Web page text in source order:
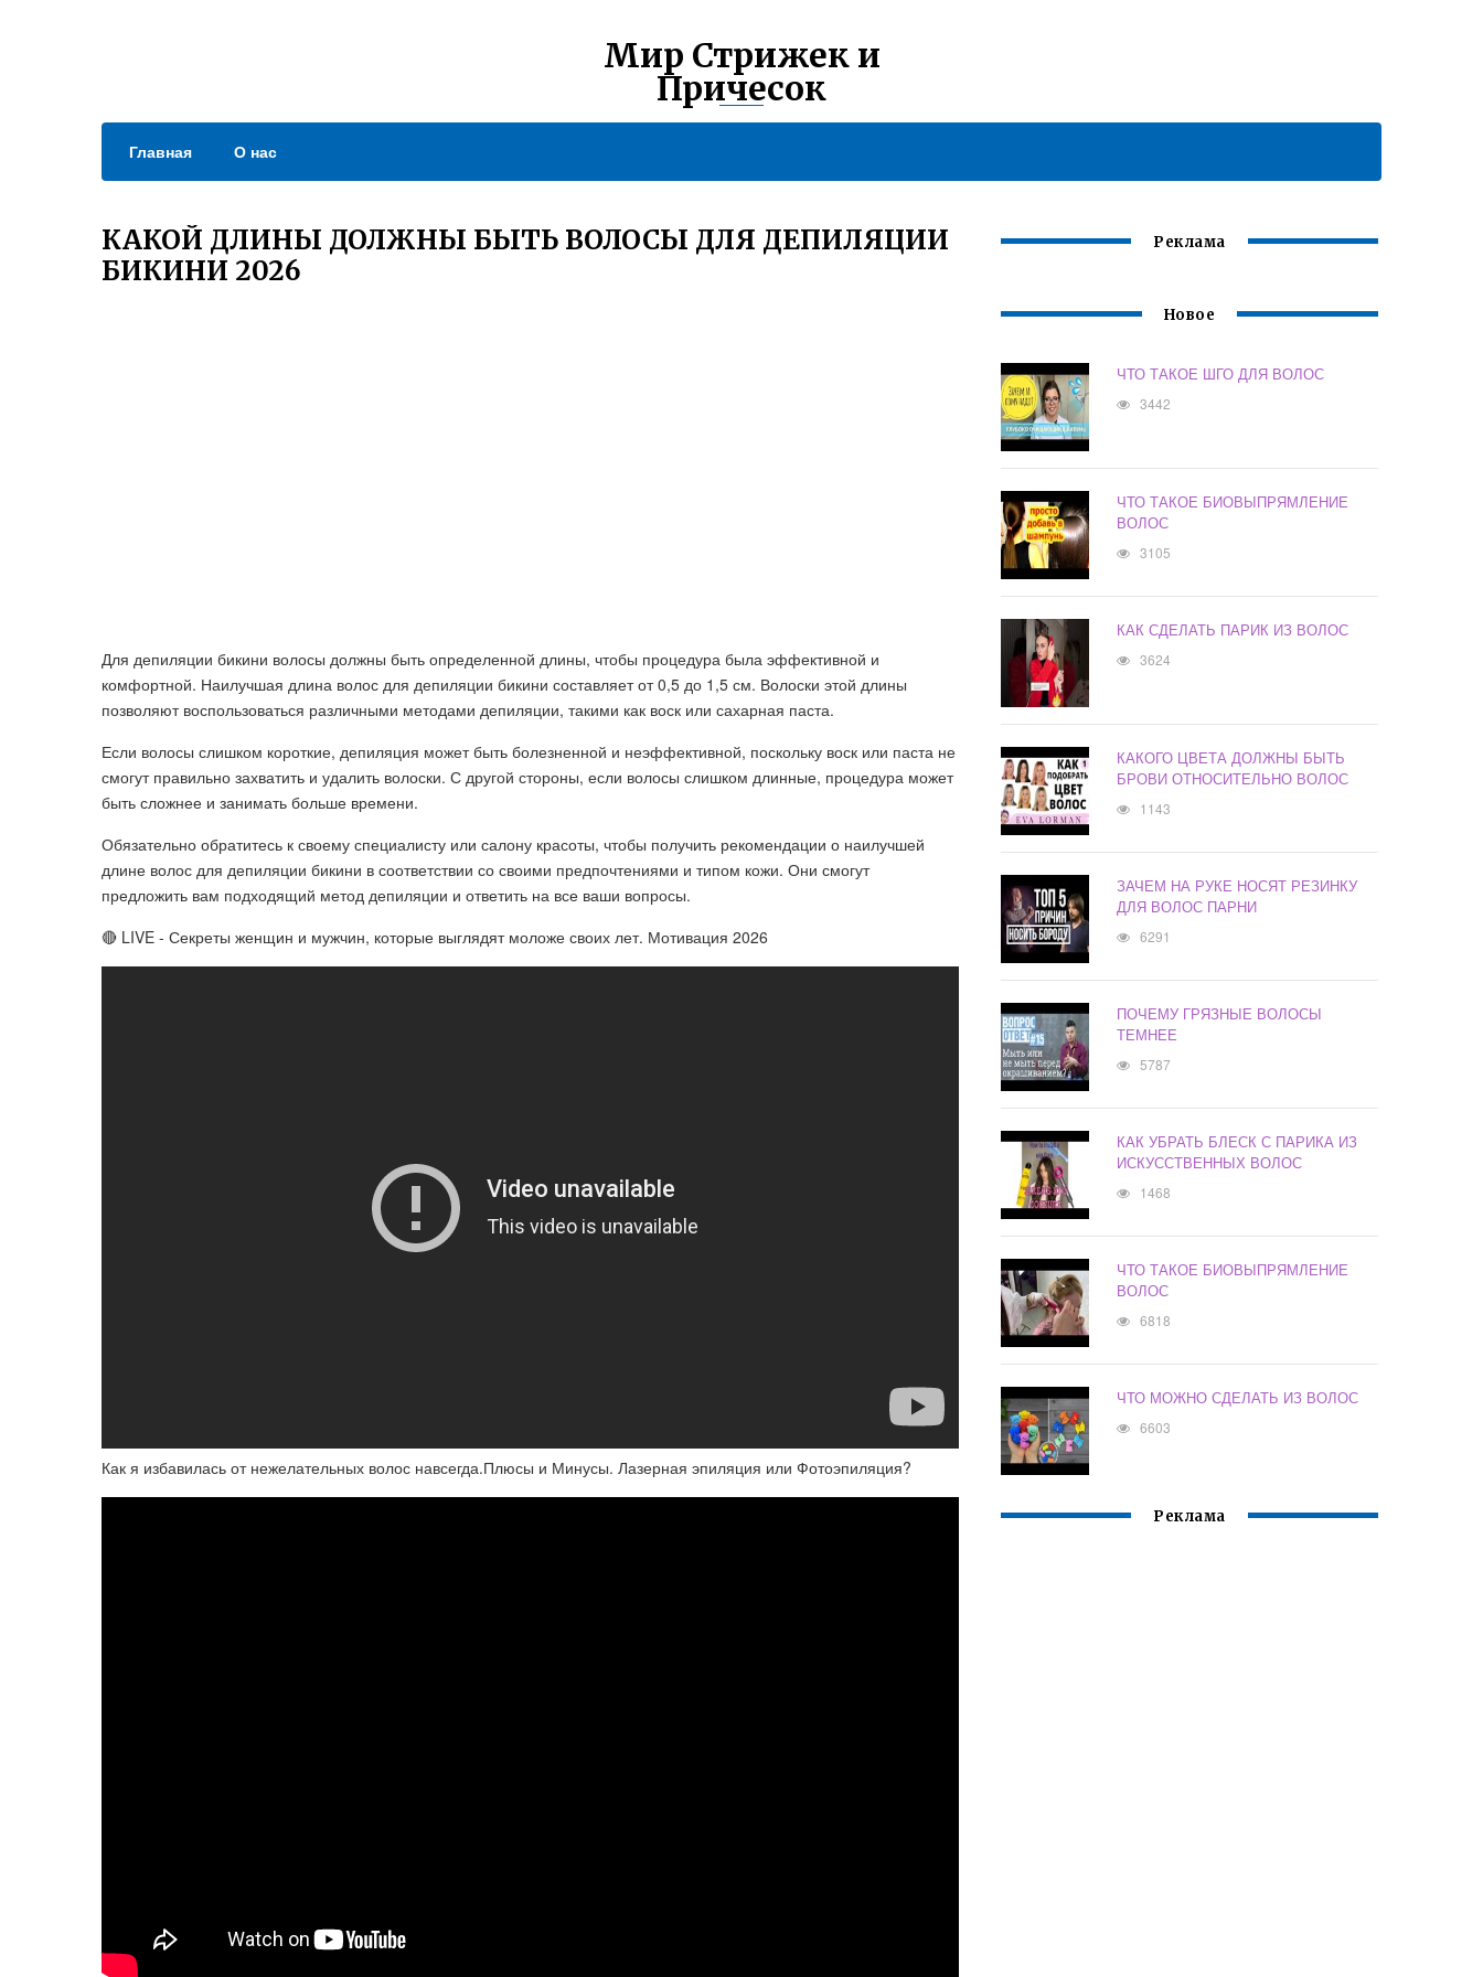
Мир Стрижек и
Причесок
Главная О нас
КАКОЙ ДЛИНЫ ДОЛЖНЫ БЫТЬ ВОЛОСЫ ДЛЯ ДЕПИЛЯЦИИ
БИКИНИ 2026
Для депиляции бикини волосы должны быть определенной длины, чтобы процедура была эффективной и
комфортной. Наилучшая длина волос для депиляции бикини составляет от 0,5 до 1,5 см. Волоски этой длины
позволяют воспользоваться различными методами депиляции, такими как воск или сахарная паста.
Если волосы слишком короткие, депиляция может быть болезненной и неэффективной, поскольку воск или паста не
смогут правильно захватить и удалить волоски. С другой стороны, если волосы слишком длинные, процедура может
быть сложнее и занимать больше времени.
Обязательно обратитесь к своему специалисту или салону красоты, чтобы получить рекомендации о наилучшей
длине волос для депиляции бикини в соответствии со своими предпочтениями и типом кожи. Они смогут
предложить вам подходящий метод депиляции и ответить на все ваши вопросы.
🔴 LIVE - Секреты женщин и мужчин, которые выглядят моложе своих лет. Мотивация 2026
Как я избавилась от нежелательных волос навсегда.Плюсы и Минусы. Лазерная эпиляция или Фотоэпиляция?
Реклама
Новое
ЧТО ТАКОЕ ШГО ДЛЯ ВОЛОС
3442
ЧТО ТАКОЕ БИОВЫПРЯМЛЕНИЕ
ВОЛОС
3105
КАК СДЕЛАТЬ ПАРИК ИЗ ВОЛОС
3624
КАКОГО ЦВЕТА ДОЛЖНЫ БЫТЬ
БРОВИ ОТНОСИТЕЛЬНО ВОЛОС
1143
ЗАЧЕМ НА РУКЕ НОСЯТ РЕЗИНКУ
ДЛЯ ВОЛОС ПАРНИ
6291
ПОЧЕМУ ГРЯЗНЫЕ ВОЛОСЫ
ТЕМНЕЕ
5787
КАК УБРАТЬ БЛЕСК С ПАРИКА ИЗ
ИСКУССТВЕННЫХ ВОЛОС
1468
ЧТО ТАКОЕ БИОВЫПРЯМЛЕНИЕ
ВОЛОС
6818
ЧТО МОЖНО СДЕЛАТЬ ИЗ ВОЛОС
6603
Реклама